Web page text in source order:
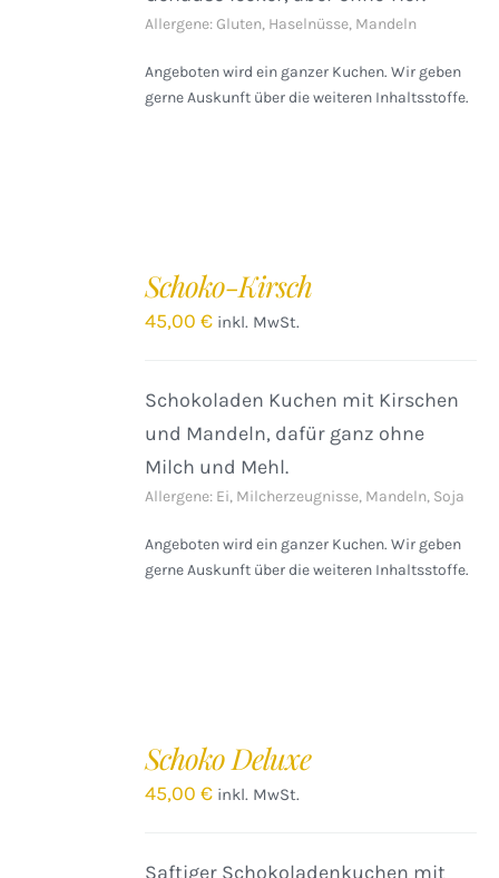
Allergene: Gluten, Haselnüsse, Mandeln
Angeboten wird ein ganzer Kuchen. Wir geben
gerne Auskunft über die weiteren Inhaltsstoffe.
Schoko-Kirsch
45,00€ inkl. MwSt.
Schokoladen Kuchen mit Kirschen
und Mandeln, dafür ganz ohne
Milch und Mehl.
Allergene: Ei, Milcherzeugnisse, Mandeln, Soja
Angeboten wird ein ganzer Kuchen. Wir geben
gerne Auskunft über die weiteren Inhaltsstoffe.
Schoko Deluxe
45,00€ inkl. MwSt.
Saftiger Schokoladenkuchen mit